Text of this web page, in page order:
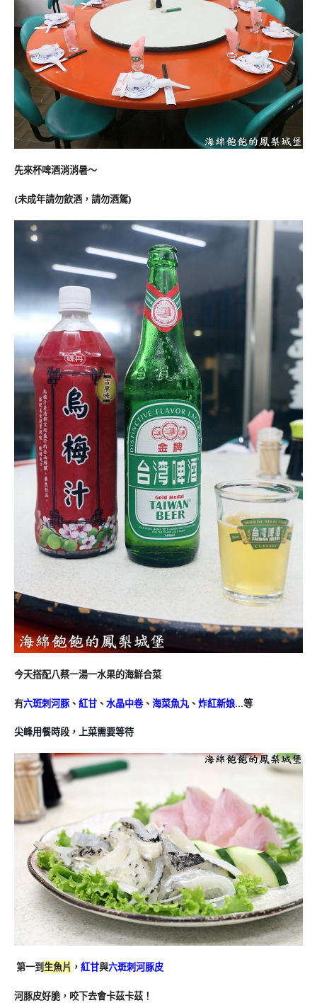
先來杯啤酒消消暑～
(未成年請勿飲酒，請勿酒駕)
今天搭配八蔡一湯一水果的海鮮合菜
有六斑刺河豚 、 紅甘 、 水晶中卷、 海菜魚丸 、 炸紅新娘…等
尖峰用餐時段，上菜需要等待
第一到生魚片 ， 紅甘與六斑刺河豚皮
河豚皮好脆，咬下去會卡茲卡茲！